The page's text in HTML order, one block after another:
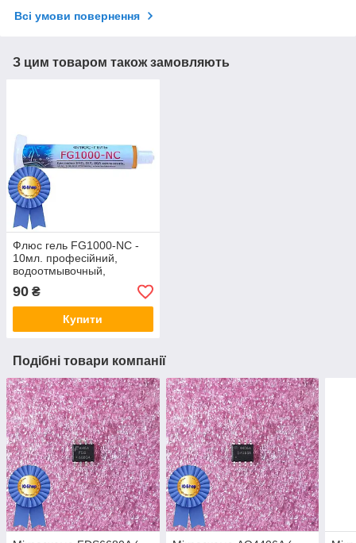
Всі умови повернення
З цим товаром також замовляють
Флюс гель FG1000-NC -
10мл. професійний,
водоотмывочный,
водосмываемый
90 ₴
Купити
Подібні товари компанії